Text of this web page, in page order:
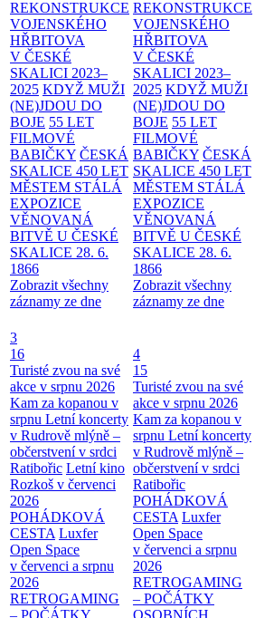
REKONSTRUKCE
VOJENSKÉHO
HŘBITOVA
V ČESKÉ
SKALICI 2023–
2025 KDYŽ MUŽI
(NE)JDOU DO
BOJE 55 LET
FILMOVÉ
BABIČKY ČESKÁ
SKALICE 450 LET
MĚSTEM STÁLÁ
EXPOZICE
VĚNOVANÁ
BITVĚ U ČESKÉ
SKALICE 28. 6.
1866
Zobrazit všechny
záznamy ze dne
REKONSTRUKCE
VOJENSKÉHO
HŘBITOVA
V ČESKÉ
SKALICI 2023–
2025 KDYŽ MUŽI
(NE)JDOU DO
BOJE 55 LET
FILMOVÉ
BABIČKY ČESKÁ
SKALICE 450 LET
MĚSTEM STÁLÁ
EXPOZICE
VĚNOVANÁ
BITVĚ U ČESKÉ
SKALICE 28. 6.
1866
Zobrazit všechny
záznamy ze dne
3
16
Turisté zvou na své
akce v srpnu 2026
Kam za kopanou v
srpnu Letní koncerty
v Rudrově mlýně –
občerstvení v srdci
Ratibořic Letní kino
Rozkoš v červenci
2026
POHÁDKOVÁ
CESTA Luxfer
Open Space
v červenci a srpnu
2026
RETROGAMING
– POČÁTKY
4
15
Turisté zvou na své
akce v srpnu 2026
Kam za kopanou v
srpnu Letní koncerty
v Rudrově mlýně –
občerstvení v srdci
Ratibořic
POHÁDKOVÁ
CESTA Luxfer
Open Space
v červenci a srpnu
2026
RETROGAMING
– POČÁTKY
OSOBNÍCH